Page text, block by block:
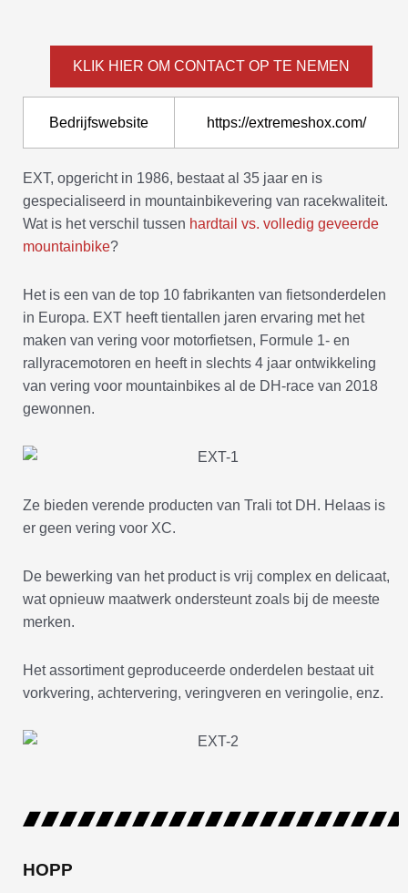
KLIK HIER OM CONTACT OP TE NEMEN
Bedrijfswebsite https://extremeshox.com/
EXT, opgericht in 1986, bestaat al 35 jaar en is
gespecialiseerd in mountainbikevering van racekwaliteit.
Wat is het verschil tussen hardtail vs. volledig geveerde
mountainbike?
Het is een van de top 10 fabrikanten van fietsonderdelen
in Europa. EXT heeft tientallen jaren ervaring met het
maken van vering voor motorfietsen, Formule 1- en
rallyracemotoren en heeft in slechts 4 jaar ontwikkeling
van vering voor mountainbikes al de DH-race van 2018
gewonnen.
Ze bieden verende producten van Trali tot DH. Helaas is
er geen vering voor XC.
De bewerking van het product is vrij complex en delicaat,
wat opnieuw maatwerk ondersteunt zoals bij de meeste
merken.
Het assortiment geproduceerde onderdelen bestaat uit
vorkvering, achtervering, veringveren en veringolie, enz.
HOPP